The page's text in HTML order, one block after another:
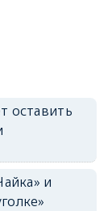
оставить
и